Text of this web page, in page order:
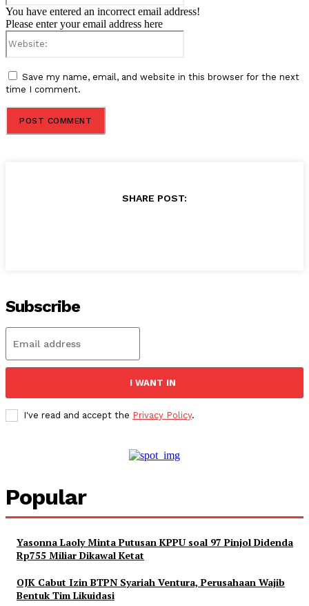
You have entered an incorrect email address!
Please enter your email address here
Save my name, email, and website in this browser for the next
time I comment.
SHARE POST:
Subscribe
I WANT IN
I've read and accept the Privacy Policy.
Popular
Yasonna Laoly Minta Putusan KPPU soal 97 Pinjol Didenda
Rp755 Miliar Dikawal Ketat
OJK Cabut Izin BTPN Syariah Ventura, Perusahaan Wajib
Bentuk Tim Likuidasi